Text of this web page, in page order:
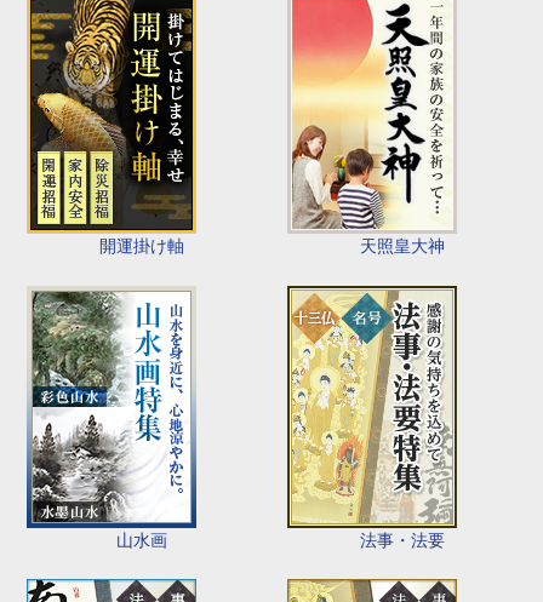
開運掛け軸 天照皇大神
山水画 法事・法要